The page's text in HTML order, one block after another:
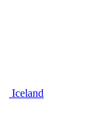
Iceland